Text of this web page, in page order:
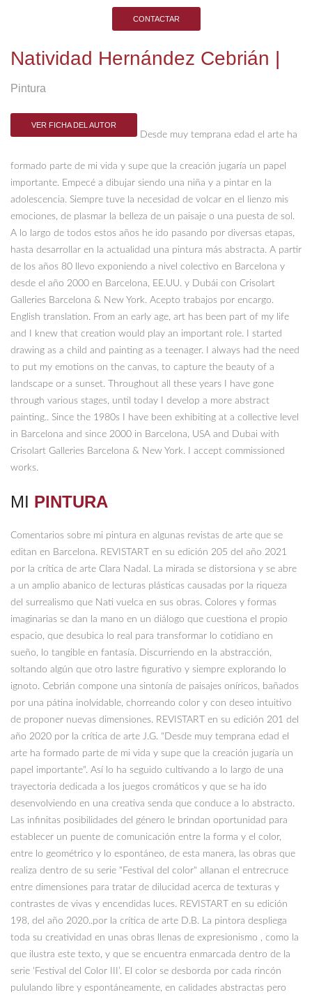
CONTACTAR
Natividad Hernández Cebrián |
Pintura
VER FICHA DEL AUTOR
Desde muy temprana edad el arte ha
formado parte de mi vida y supe que la creación jugaría un papel
importante. Empecé a dibujar siendo una niña y a pintar en la
adolescencia. Siempre tuve la necesidad de volcar en el lienzo mis
emociones, de plasmar la belleza de un paisaje o una puesta de sol.
A lo largo de todos estos años he ido pasando por diversas etapas,
hasta desarrollar en la actualidad una pintura más abstracta. A partir
de los años 80 llevo exponiendo a nivel colectivo en Barcelona y
desde el año 2000 en Barcelona, EE.UU. y Dubái con Crisolart
Galleries Barcelona & New York. Acepto trabajos por encargo.
English translation. From an early age, art has been part of my life
and I knew that creation would play an important role. I started
drawing as a child and painting as a teenager. I always had the need
to put my emotions on the canvas, to capture the beauty of a
landscape or a sunset. Throughout all these years I have gone
through various stages, until today I develop a more abstract
painting.. Since the 1980s I have been exhibiting at a collective level
in Barcelona and since 2000 in Barcelona, ​​USA and Dubai with
Crisolart Galleries Barcelona & New York. I accept commissioned
works.
MI PINTURA
Comentarios sobre mi pintura en algunas revistas de arte que se
editan en Barcelona. REVISTART en su edición 205 del año 2021
por la crítica de arte Clara Nadal. La mirada se distorsiona y se abre
a un amplio abanico de lecturas plásticas causadas por la riqueza
del surrealismo que Nati vuelca en sus obras. Colores y formas
imaginarias se dan la mano en un diálogo que cuestiona el propio
espacio, que desubica lo real para transformar lo cotidiano en
sueño, lo tangible en fantasía. Discurriendo en la abstracción,
soltando algún que otro lastre figurativo y siempre explorando lo
ignoto. Cebrián compone una sintonía de paisajes oníricos, bañados
por una pátina inolvidable, chorreando color y con deseo intuitivo
de proponer nuevas dimensiones. REVISTART en su edición 201 del
año 2020 por la crítica de arte J.G. "Desde muy temprana edad el
arte ha formado parte de mi vida y supe que la creación jugaría un
papel importante". Así lo ha seguido cultivando a lo largo de una
trayectoria dedicada a los juegos cromáticos y que se ha ido
desenvolviendo en una creativa senda que conduce a lo abstracto.
Las infinitas posibilidades del género le brindan oportunidad para
establecer un puente de comunicación entre la forma y el color,
entre lo geométrico y lo espontáneo, de esta manera, las obras que
realiza dentro de su serie "Festival del color" allanan el entrecruce
entre dimensiones para tratar de dilucidad acerca de texturas y
contrastes de vivas y encendidas luces. REVISTART en su edición
198, del año 2020..por la crítica de arte D.B. La pintora despliega
toda su creatividad en unas obras llenas de expresionismo , como la
que ilustra este texto, y que se encuentra enmarcada dentro de la
serie ‘Festival del Color III’. El color se desborda por cada rincón
pululando libre y espontáneamente, en calidades abstractas pero